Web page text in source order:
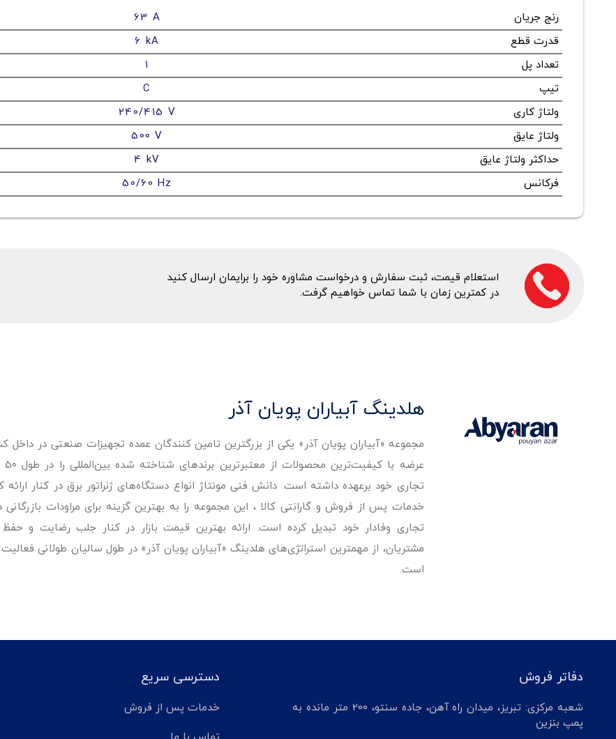
رنج جریان 63 A
قدرت قطع
6 kA
تعداد پل
1
تیپ
C
ولتاژ کاری
240/415 V
ولتاژ عایق
500 V
حداکثر ولتاژ عایق
4 kV
فرکانس
50/60 Hz
استعلام قیمت، ثبت سفارش و درخواست مشاوره خود را برایمان ارسال کنید
در کمترین زمان با شما تماس خواهیم گرفت.
هلدینگ آبیاران پویان آذر
مجموعه «آبیاران پویان آذر» یکی از بزرگترین تامین کنندگان عمده تجهیزات صنعتی در
تجاری خود برعهده داشته است. دانش فنی مونتاژ انواع دستگاه‌های ژنراتور برق در کنار ارائه
خدمات پس از فروش و گارانتی کالا ، این مجموعه را به بهترین گزینه برای مراودات بازرگانی
تجاری وفادار خود تبدیل کرده است. ارائه بهترین قیمت بازار در کنار جلب رضایت و
مشتریان، از مهمترین استراتژی‌های هلدینگ «آبیاران پویان آذر» در طول سالیان طولانی
است.
دفاتر فروش
شعبه مرکزی: تبریز، میدان راه آهن، جاده سنتو، 200 متر مانده به
پمپ بنزین
دسترسی سریع
خدمات پس از فروش